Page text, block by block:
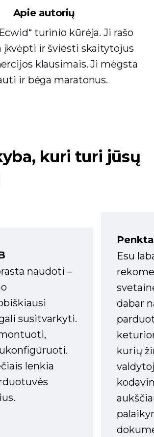
Apie autorių
turinio kūrėja. Ji rašo
įkvėpti ir šviesti skaitytojus
klausimais. Ji mėgsta
ir bėga maratonus.
kuri turi jūsų
naudoti –
susitvarkyti.
lenkia
Esu
dabar
kurių